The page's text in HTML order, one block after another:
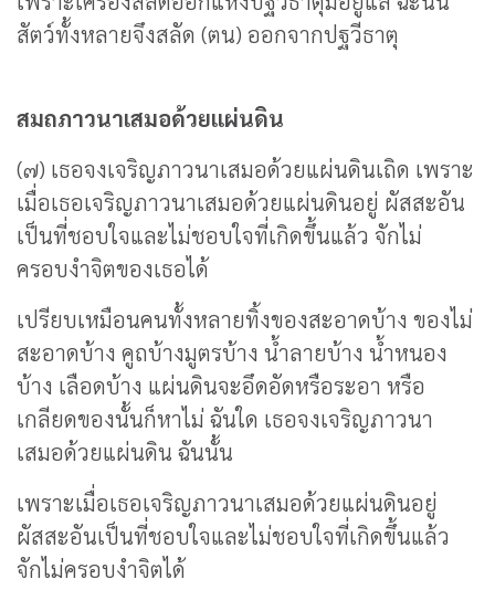
สัตว์ทั้งหลายจึงสลัด (ตน) ออกจากปฐวีธาตุ
สมถภาวนาเสมอด้วยแผ่นดิน
(๗) เธอจงเจริญภาวนาเสมอด้วยแผ่นดินเถิด เพราะ
เมื่อเธอเจริญภาวนาเสมอด้วยแผ่นดินอยู่ ผัสสะอัน
เป็นที่ชอบใจและไม่ชอบใจที่เกิดขึ้นแล้ว จักไม่
ครอบงำจิตของเธอได้
เปรียบเหมือนคนทั้งหลายทิ้งของสะอาดบ้าง ของไม่
สะอาดบ้าง คูถบ้างมูตรบ้าง น้ำลายบ้าง น้ำหนอง
บ้าง เลือดบ้าง แผ่นดินจะอึดอัดหรือระอา หรือ
เกลียดของนั้นก็หาไม่ ฉันใด เธอจงเจริญภาวนา
เสมอด้วยแผ่นดิน ฉันนั้น
เพราะเมื่อเธอเจริญภาวนาเสมอด้วยแผ่นดินอยู่
ผัสสะอันเป็นที่ชอบใจและไม่ชอบใจที่เกิดขึ้นแล้ว
จักไม่ครอบงำจิตได้